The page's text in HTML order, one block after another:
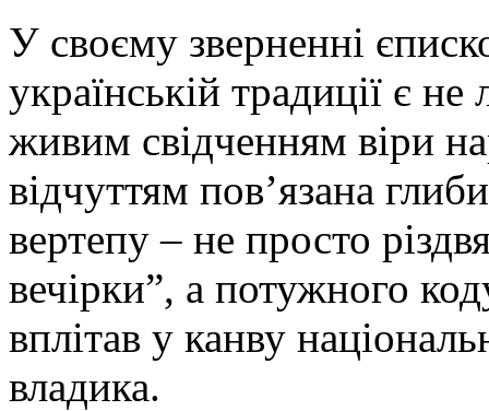
У своєму зверненні
українській традиції є
живим свідченням віри
відчуттям пов’язана
вертепу – не просто
вечірки”, а потужного
вплітав у канву
владика.